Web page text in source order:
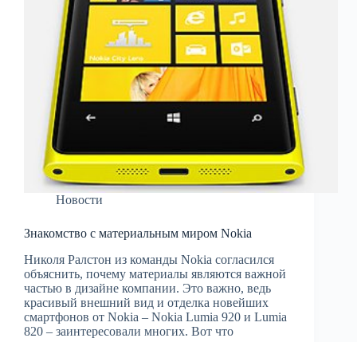
Новости
Знакомство с материальным миром Nokia
Николя Ралстон из команды Nokia согласился
объяснить, почему материалы являются важной
частью в дизайне компании. Это важно, ведь
красивый внешний вид и отделка новейших
смартфонов от Nokia – Nokia Lumia 920 и Lumia
820 – заинтересовали многих. Вот что